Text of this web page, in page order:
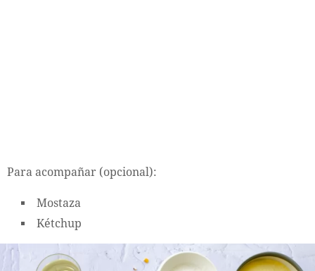
Para acompañar (opcional):
Mostaza
Kétchup